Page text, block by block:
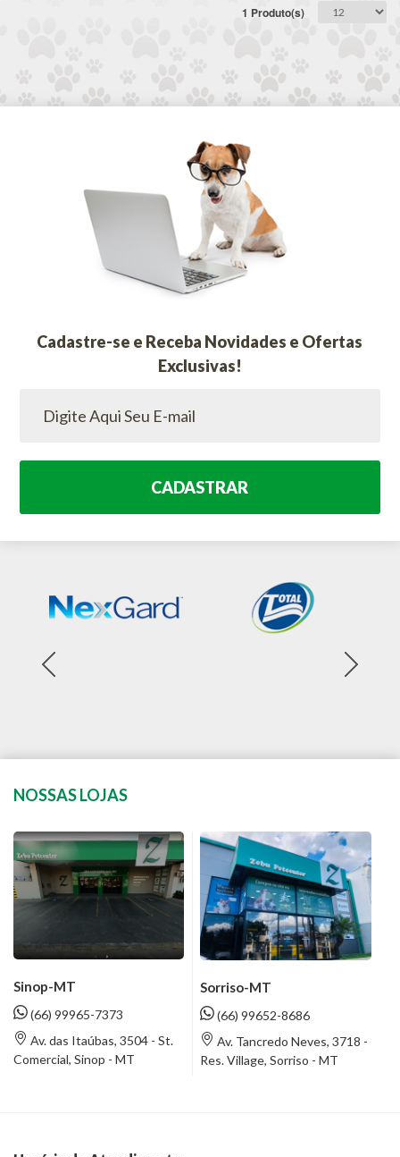
1 Produto(s)
Cadastre-se e Receba Novidades e Ofertas
Exclusivas!
CADASTRAR
NOSSAS LOJAS
Sinop-MT
(66) 99965-7373
Av. das Itaúbas, 3504 - St.
Comercial, Sinop - MT
Sorriso-MT
(66) 99652-8686
Av. Tancredo Neves, 3718 -
Res. Village, Sorriso - MT